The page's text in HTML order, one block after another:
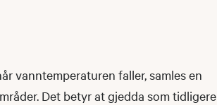
vanntemperaturen faller, samles en
Det betyr at gjedda som tidligere